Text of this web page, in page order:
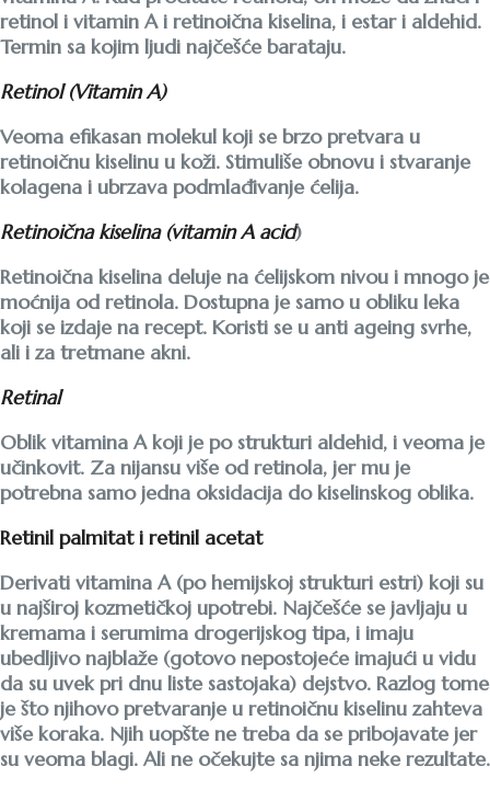
retinol i vitamin A i retinoična kiselina, i estar i aldehid.
Termin sa kojim ljudi najčešće barataju.
Retinol (Vitamin A)
Veoma efikasan molekul koji se brzo pretvara u
retinoičnu kiselinu u koži. Stimuliše obnovu i stvaranje
kolagena i ubrzava podmlađivanje ćelija.
Retinoična kiselina (vitamin A acid)
Retinoična kiselina deluje na ćelijskom nivou i mnogo je
moćnija od retinola. Dostupna je samo u obliku leka
koji se izdaje na recept. Koristi se u anti ageing svrhe,
ali i za tretmane akni.
Retinal
Oblik vitamina A koji je po strukturi aldehid, i veoma je
učinkovit. Za nijansu više od retinola, jer mu je
potrebna samo jedna oksidacija do kiselinskog oblika.
Retinil palmitat i retinil acetat
Derivati vitamina A (po hemijskoj strukturi estri) koji su
u najširoj kozmetičkoj upotrebi. Najčešće se javljaju u
kremama i serumima drogerijskog tipa, i imaju
ubedljivo najblaže (gotovo nepostojeće imajući u vidu
da su uvek pri dnu liste sastojaka) dejstvo. Razlog tome
je što njihovo pretvaranje u retinoičnu kiselinu zahteva
više koraka. Njih uopšte ne treba da se pribojavate jer
su veoma blagi. Ali ne očekujte sa njima neke rezultate.